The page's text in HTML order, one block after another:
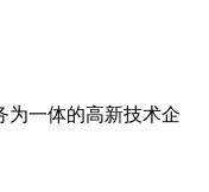
为一体的高新技术企